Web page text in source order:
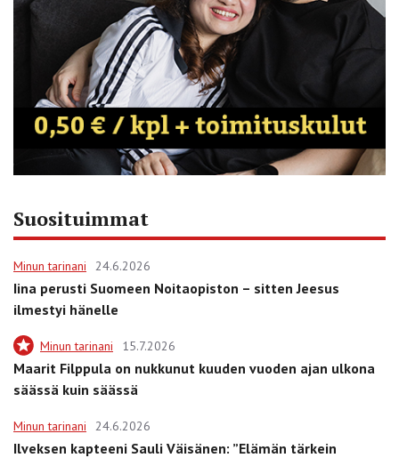
Suosituimmat
Minun tarinani 24.6.2026
Iina perusti Suomeen Noitaopiston – sitten Jeesus
ilmestyi hänelle
Minun tarinani 15.7.2026
Maarit Filppula on nukkunut kuuden vuoden ajan ulkona
säässä kuin säässä
Minun tarinani 24.6.2026
Ilveksen kapteeni Sauli Väisänen: ”Elämän tärkein